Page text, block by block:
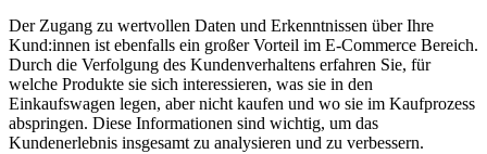
Der Zugang zu wertvollen Daten und Erkenntnissen über Ihre
Kund:innen ist ebenfalls ein großer Vorteil im E-Commerce Bereich.
Durch die Verfolgung des Kundenverhaltens erfahren Sie, für
welche Produkte sie sich interessieren, was sie in den
Einkaufswagen legen, aber nicht kaufen und wo sie im Kaufprozess
abspringen. Diese Informationen sind wichtig, um das
Kundenerlebnis insgesamt zu analysieren und zu verbessern.